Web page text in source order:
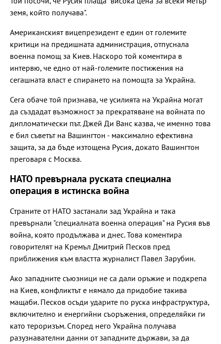
земя, който получава".
Американският вицепрезидент е един от големите
критици на предишната администрация, отпуснала
военна помощ за Киев. Наскоро той коментира в
интервю, че едно от най-големите постижения на
сегашната власт е спирането на помощта за Украйна.
Сега обаче той признава, че усилията на Украйна могат
да създадат възможност за прекратяване на войната по
дипломатически път. Джей Ди Ванс казва, че именно това
е бил съветът на Вашингтон - максимално ефективна
защита, за да бъде изтощена Русия, докато Вашингтон
преговаря с Москва.
НАТО превърнала руската специална
операция в истинска война
Страните от НАТО застанали зад Украйна и така
превърнали "специалната военна операция" на Русия във
война, която продължава и днес. Това коментира
говорителят на Кремъл Дмитрий Песков пред
приближения към властта журналист Павел Зарубин.
Ако западните съюзници не са дали оръжие и подкрепа
на Киев, конфликтът е нямало да придобие такива
мащаби. Песков осъди ударите по руска инфраструктура,
включително и енергийни съоръжения, определяйки ги
като тероризъм. Според него Украйна получава
разузнавателни данни от западните държави, за да